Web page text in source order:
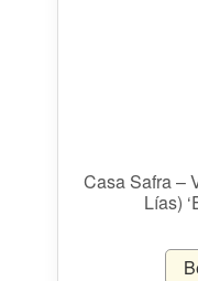
Casa Safra –
Lías)